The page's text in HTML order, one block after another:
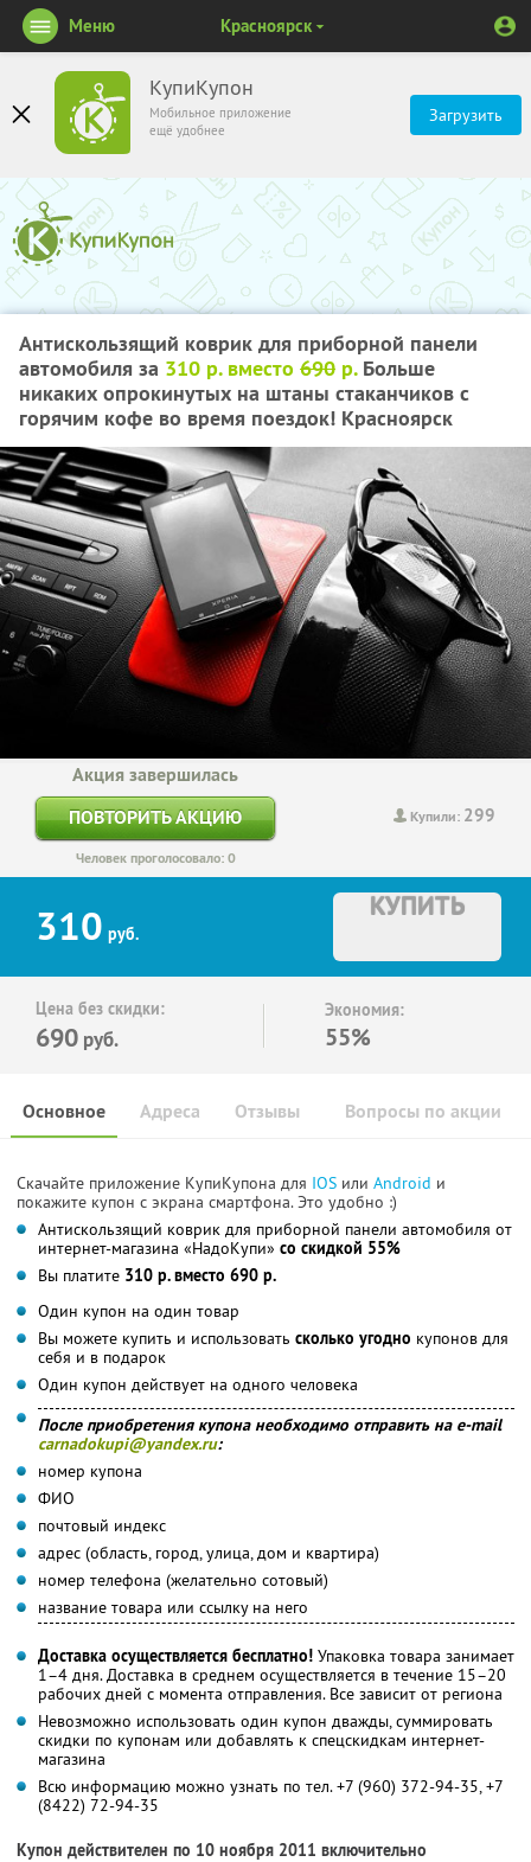
КупиКупон
Мобильное приложение
ещё удобнее
Загрузить
Меню Красноярск
Антискользящий коврик для приборной панели
автомобиля за 310 р. вместо 690 р.Больше
никаких опрокинутых на штаны стаканчиков с
горячим кофе во время поездок! Красноярск
Купили: 299
Акция завершилась
ПОВТОРИТЬ АКЦИЮ
Человек проголосовало: 0
310 руб.
КУПИТЬ
Цена без скидки:
690 руб.
Экономия:
55%
Основное Отзывы Вопросы по акции
Адреса
Скачайте приложение КупиКупона для IOS или Android и
покажите купон с экрана смартфона. Это удобно :)
Антискользящий коврик для приборной панели автомобиля от
интернет-магазина «НадоКупи» со скидкой 55%
Вы платите 310 р. вместо 690 р.
Один купон на один товар
Вы можете купить и использовать сколько угодно купонов для
себя и в подарок
Один купон действует на одного человека
После приобретения купона необходимо отправить на e-mail
carnadokupi@yandex.ru:
номер купона
ФИО
почтовый индекс
адрес (область, город, улица, дом и квартира)
номер телефона (желательно сотовый)
название товара или ссылку на него
Доставка осуществляется бесплатно! Упаковка товара занимает
1–4 дня. Доставка в среднем осуществляется в течение 15–20
рабочих дней с момента отправления. Все зависит от региона
Невозможно использовать один купон дважды, суммировать
скидки по купонам или добавлять к спецскидкам интернет-
магазина
Всю информацию можно узнать по тел. +7 (960) 372-94-35, +7
(8422) 72-94-35
Купон действителен по 10 ноября 2011 включительно